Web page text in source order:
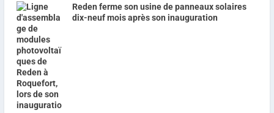
Reden ferme son usine de panneaux solaires
dix-neuf mois après son inauguration